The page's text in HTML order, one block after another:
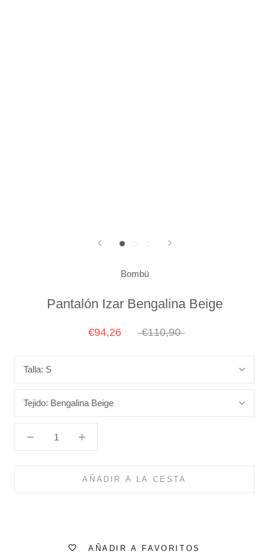
Bombü
Pantalón Izar Bengalina Beige
€94,26 €110,90
Talla: S
Tejido: Bengalina Beige
AÑADIR A LA CESTA
AÑADIR A FAVORITOS